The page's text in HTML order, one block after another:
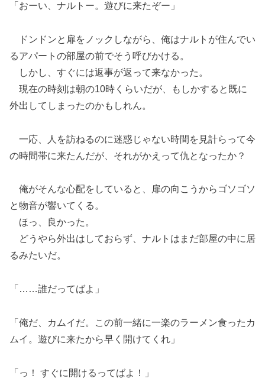
「おーい、ナルトー。遊びに来たぞー」
ドンドンと扉をノックしながら、俺はナルトが住んでい
るアパートの部屋の前でそう呼びかける。
しかし、すぐには返事が返って来なかった。
現在の時刻は朝の10時くらいだが、もしかすると既に
外出してしまったのかもしれん。
一応、人を訪ねるのに迷惑じゃない時間を見計らって今
の時間帯に来たんだが、それがかえって仇となったか？
俺がそんな心配をしていると、扉の向こうからゴソゴソ
と物音が響いてくる。
ほっ、良かった。
どうやら外出はしておらず、ナルトはまだ部屋の中に居
るみたいだ。
「……誰だってばよ」
「俺だ、カムイだ。この前一緒に一楽のラーメン食ったカ
ムイ。遊びに来たから早く開けてくれ」
「っ！ すぐに開けるってばよ！」